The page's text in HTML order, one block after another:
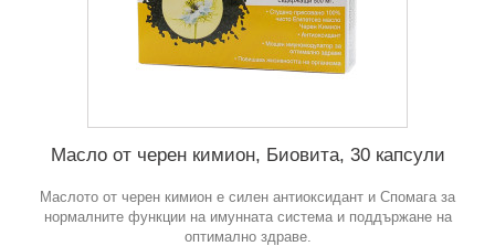
Масло от черен кимион, Биовита, 30 капсули
Маслото от черен кимион е силен антиоксидант и Спомага за
нормалните функции на имунната система и поддържане на
оптимално здраве.